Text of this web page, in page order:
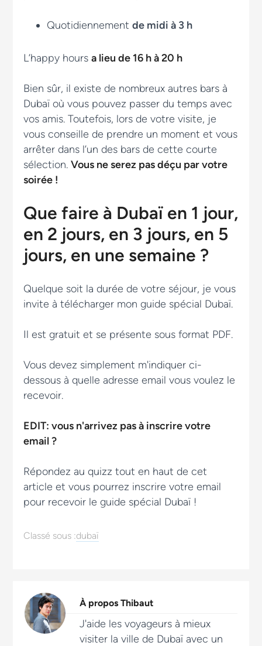
Quotidiennementde midi à 3 h
L’happy hoursa lieu de 16 h à 20 h
Bien sûr, il existe de nombreux autres bars à
Dubaï où vous pouvez passer du temps avec
vos amis. Toutefois, lors de votre visite, je
vous conseille de prendre un moment et vous
arrêter dans l’un des bars de cette courte
sélection.Vous ne serez pas déçu par votre
soirée !
Que faire à Dubaï en 1 jour,
en 2 jours, en 3 jours, en 5
jours, en une semaine ?
Quelque soit la durée de votre séjour, je vous
invite à télécharger mon guide spécial Dubaï.
Il est gratuit et se présente sous format PDF.
Vous devez simplement m'indiquer ci-
dessous à quelle adresse email vous voulez le
recevoir.
EDIT: vous n'arrivez pas à inscrire votre
email ?
Répondez au quizz tout en haut de cet
article et vous pourrez inscrire votre email
pour recevoir le guide spécial Dubaï !
Classé sous :dubaï
À proposThibaut
J'aide les voyageurs à mieux
visiter la ville de Dubaï avec un